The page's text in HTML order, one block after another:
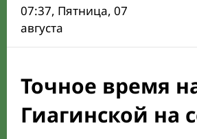
Время Сухура и Ифтара на
Календарь рамадана
Направление киблы
07:37, Пятница, 07
августа
Точное время
Гиагинской на